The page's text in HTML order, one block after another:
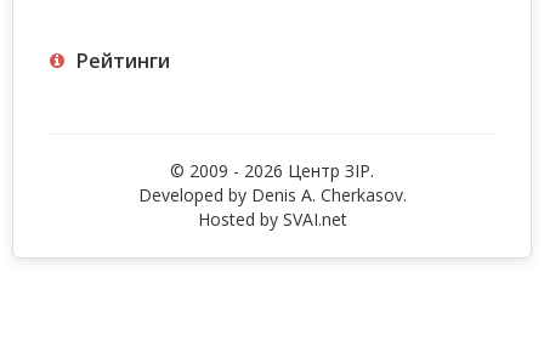
Рейтинги
© 2009 - 2026 Центр ЗIР.
Developed by Denis A. Cherkasov.
Hosted by SVAI.net